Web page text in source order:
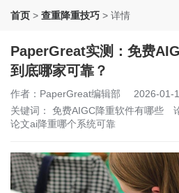
首页 > 查重降重技巧 > 详情
PaperGreat实测：免费
到底哪家可靠？
作者：PaperGreat编辑部
2026-01-
关键词： 免费AIGC降重软件有哪些
论文ai降重哪个系统可靠